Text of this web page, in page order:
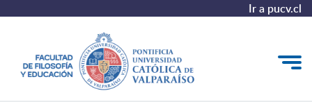
Ir a pucv.cl